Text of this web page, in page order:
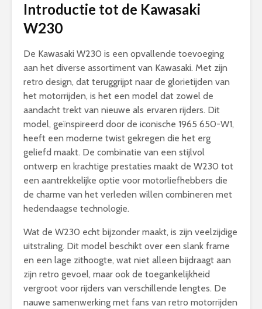
Introductie tot de Kawasaki
W230
De Kawasaki W230 is een opvallende toevoeging
aan het diverse assortiment van Kawasaki. Met zijn
retro design, dat teruggrijpt naar de glorietijden van
het motorrijden, is het een model dat zowel de
aandacht trekt van nieuwe als ervaren rijders. Dit
model, geïnspireerd door de iconische 1965 650-W1,
heeft een moderne twist gekregen die het erg
geliefd maakt. De combinatie van een stijlvol
ontwerp en krachtige prestaties maakt de W230 tot
een aantrekkelijke optie voor motorliefhebbers die
de charme van het verleden willen combineren met
hedendaagse technologie.
Wat de W230 echt bijzonder maakt, is zijn veelzijdige
uitstraling. Dit model beschikt over een slank frame
en een lage zithoogte, wat niet alleen bijdraagt aan
zijn retro gevoel, maar ook de toegankelijkheid
vergroot voor rijders van verschillende lengtes. De
nauwe samenwerking met fans van retro motorrijden